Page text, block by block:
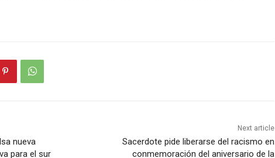
nueva
para el sur
Next article
Sacerdote pide liberarse del racismo en
conmemoración del aniversario de la